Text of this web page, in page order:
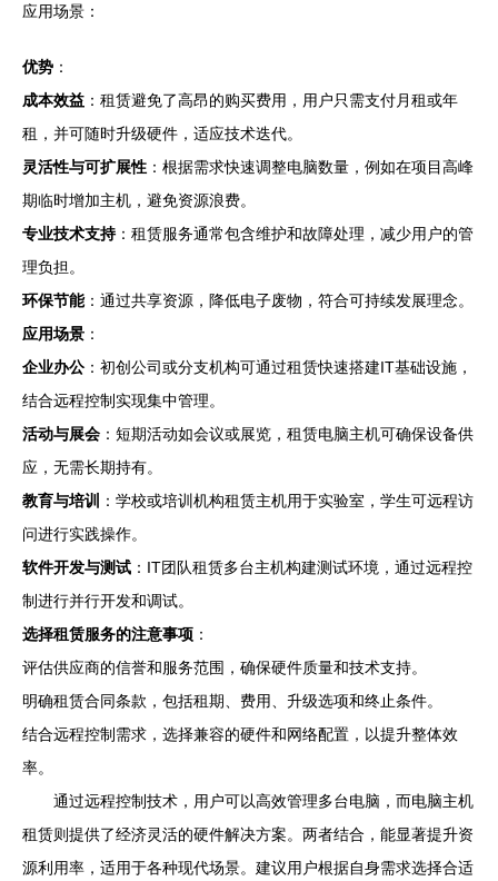
应用场景：
优势 ：
成本效益 ：租赁避免了高昂的购买费用，用户只需支付月租或年
租，并可随时升级硬件，适应技术迭代。
灵活性与可扩展性 ：根据需求快速调整电脑数量，例如在项目高峰
期临时增加主机，避免资源浪费。
专业技术支持：租赁服务通常包含维护和故障处理，减少用户的管
理负担。
环保节能：通过共享资源，降低电子废物，符合可持续发展理念。
应用场景 ：
企业办公 ：初创公司或分支机构可通过租赁快速搭建IT基础设施，
结合远程控制实现集中管理。
活动与展会 ：短期活动如会议或展览，租赁电脑主机可确保设备供
应，无需长期持有。
教育与培训
：学校或培训机构租赁主机用于实验室，学生可远程访
问进行实践操作。
软件开发与测试 ：IT团队租赁多台主机构建测试环境，通过远程控
制进行并行开发和调试。
选择租赁服务的注意事项 ：
评估供应商的信誉和服务范围，确保硬件质量和技术支持。
明确租赁合同条款，包括租期、费用、升级选项和终止条件。
结合远程控制需求，选择兼容的硬件和网络配置，以提升整体效
率。
通过远程控制技术，用户可以高效管理多台电脑，而电脑主机
租赁则提供了经济灵活的硬件解决方案。两者结合，能显著提升资
源利用率，适用于各种现代场景。建议用户根据自身需求选择合适